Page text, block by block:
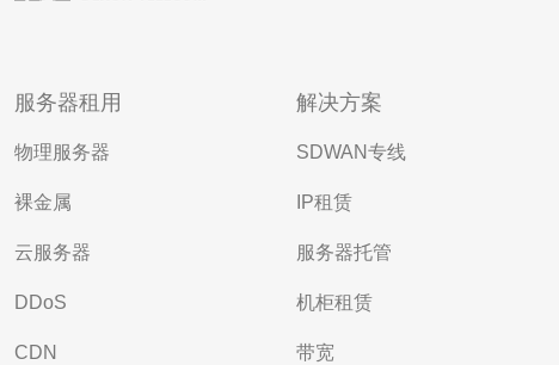
服务器租用
物理服务器
裸金属
云服务器
DDoS
CDN
解决方案
SDWAN专线
IP租赁
服务器托管
机柜租赁
带宽